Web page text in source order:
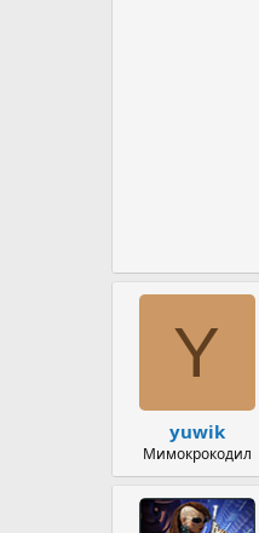
Y
yuwik
Мимокрокодил